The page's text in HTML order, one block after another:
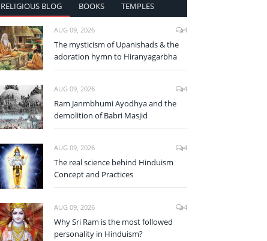
RELIGIOUS BLOG BOOKS TEMPLES
AUG 09, 2026 4
The mysticism of Upanishads & the
adoration hymn to Hiranyagarbha
AUG 09, 2026 4
Ram Janmbhumi Ayodhya and the
demolition of Babri Masjid
AUG 09, 2026 4
The real science behind Hinduism
Concept and Practices
AUG 09, 2026 4
Why Sri Ram is the most followed
personality in Hinduism?